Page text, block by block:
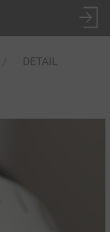
DETAIL